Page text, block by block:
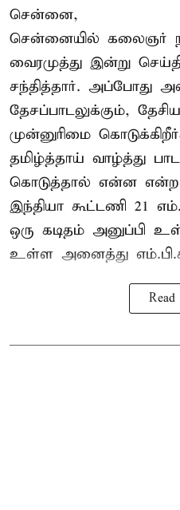
சென்னை,
சென்னையில் கலைஞர்
வைரமுத்து இன்று
சந்தித்தார். அப்போது
தேசப்பாடலுக்கும்,
முன்னுரிமை
தமிழ்த்தாய் வாழ்த்து
கொடுத்தால் என்ன என்ற
இந்தியா கூட்டணி 21
ஒரு கடிதம் அனுப்பி
உள்ள அனைத்து